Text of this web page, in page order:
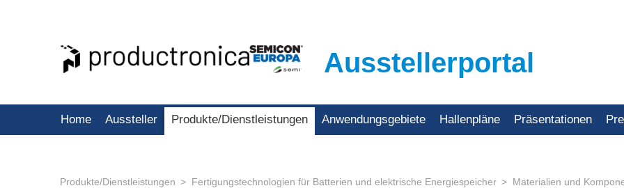
Ausstellerportal
Home Aussteller Produkte/Dienstleistungen Anwendungsgebiete Hallenpläne Präsentationen
Produkte/Dienstleistungen Fertigungstechnologien für Batterien und elektrische Energiespeicher
Materialien und